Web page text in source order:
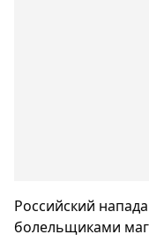
Российский
болельщиками